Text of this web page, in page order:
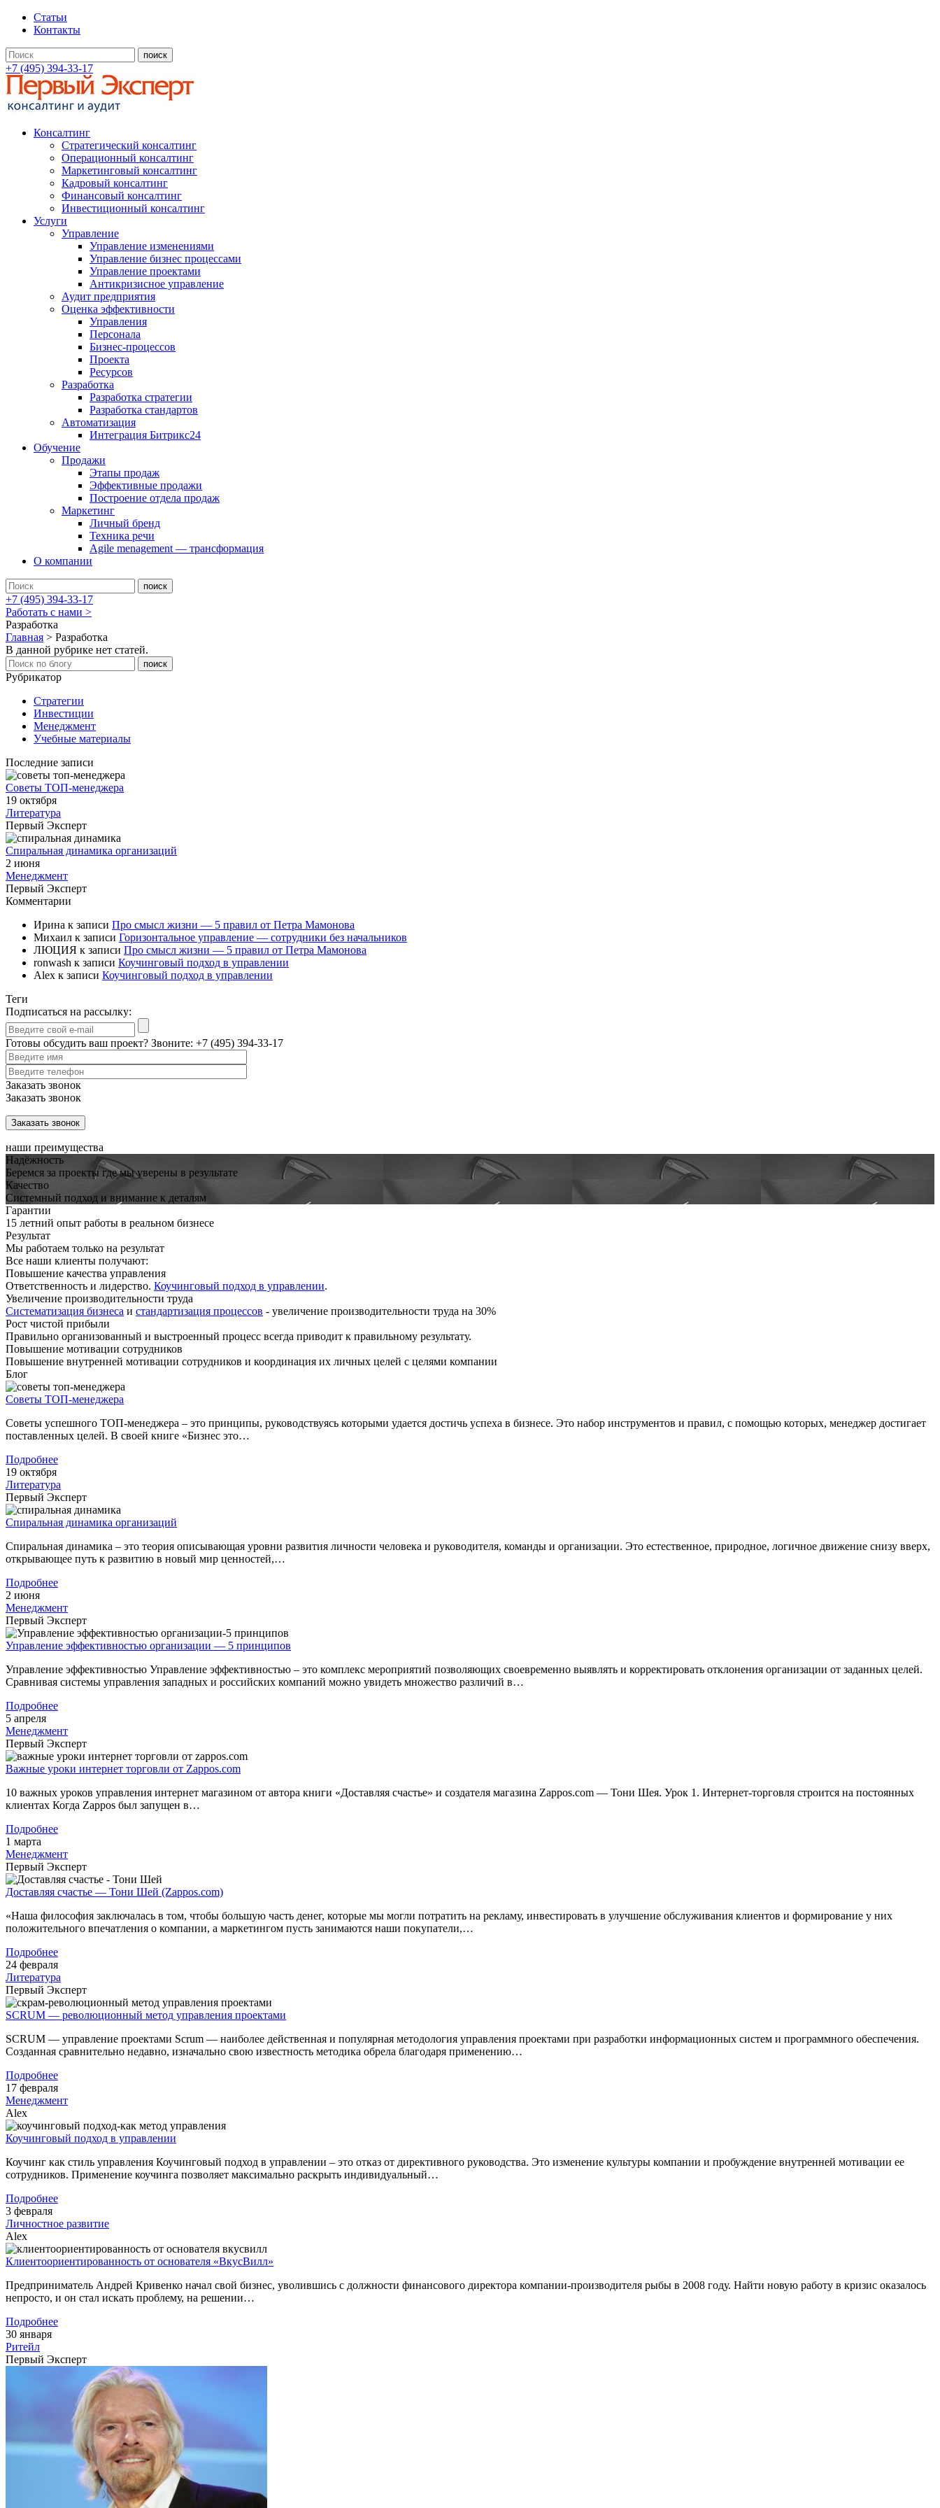
Статьи
Контакты
+7 (495) 394-33-17
Консалтинг
Стратегический консалтинг
Операционный консалтинг
Маркетинговый консалтинг
Кадровый консалтинг
Финансовый консалтинг
Инвестиционный консалтинг
Услуги
Управление
Управление изменениями
Управление бизнес процессами
Управление проектами
Антикризисное управление
Аудит предприятия
Оценка эффективности
Управления
Персонала
Бизнес-процессов
Проекта
Ресурсов
Разработка
Разработка стратегии
Разработка стандартов
Автоматизация
Интеграция Битрикс24
Обучение
Продажи
Этапы продаж
Эффективные продажи
Построение отдела продаж
Маркетинг
Личный бренд
Техника речи
Agile menagement — трансформация
О компании
+7 (495) 394-33-17
Работать с нами >
Разработка
Главная > Разработка
В данной рубрике нет статей.
Рубрикатор
Стратегии
Инвестиции
Менеджмент
Учебные материалы
Последние записи
Советы ТОП-менеджера
19 октября
Литература
Первый Эксперт
Спиральная динамика организаций
2 июня
Менеджмент
Первый Эксперт
Комментарии
Ирина к записи Про смысл жизни — 5 правил от Петра Мамонова
Михаил к записи Горизонтальное управление — сотрудники без начальников
ЛЮЦИЯ к записи Про смысл жизни — 5 правил от Петра Мамонова
ronwash к записи Коучинговый подход в управлении
Alex к записи Коучинговый подход в управлении
Теги
Подписаться на рассылку:
Готовы обсудить ваш проект? Звоните: +7 (495) 394-33-17
Заказать звонок
Заказать звонок
наши преимущества
Надёжность
Беремся за проекты где мы уверены в результате
Качество
Системный подход и внимание к деталям
Гарантии
15 летний опыт работы в реальном бизнесе
Результат
Мы работаем только на результат
Все наши клиенты получают:
Повышение качества управления
Ответственность и лидерство. Коучинговый подход в управлении.
Увеличение производительности труда
Систематизация бизнеса и стандартизация процессов - увеличение производительности труда на 30%
Рост чистой прибыли
Правильно организованный и выстроенный процесс всегда приводит к правильному результату.
Повышение мотивации сотрудников
Повышение внутренней мотивации сотрудников и координация их личных целей с целями компании
Блог
Советы ТОП-менеджера
Советы успешного ТОП-менеджера – это принципы, руководствуясь которыми удается достичь успеха в бизнесе. Это набор инструментов и правил, с помощью которых, менеджер достигает
поставленных целей. В своей книге «Бизнес это…
Подробнее
19 октября
Литература
Первый Эксперт
Спиральная динамика организаций
Спиральная динамика – это теория описывающая уровни развития личности человека и руководителя, команды и организации. Это естественное, природное, логичное движение снизу вверх,
открывающее путь к развитию в новый мир ценностей,…
Подробнее
2 июня
Менеджмент
Первый Эксперт
Управление эффективностью организации — 5 принципов
Управление эффективностью Управление эффективностью – это комплекс мероприятий позволяющих своевременно выявлять и корректировать отклонения организации от заданных целей.
Сравнивая системы управления западных и российских компаний можно увидеть множество различий в…
Подробнее
5 апреля
Менеджмент
Первый Эксперт
Важные уроки интернет торговли от Zappos.com
10 важных уроков управления интернет магазином от автора книги «Доставляя счастье» и создателя магазина Zappos.com — Тони Шея. Урок 1. Интернет-торговля строится на постоянных
клиентах Когда Zappos был запущен в…
Подробнее
1 марта
Менеджмент
Первый Эксперт
Доставляя счастье — Тони Шей (Zappos.com)
«Наша философия заключалась в том, чтобы большую часть денег, которые мы могли потратить на рекламу, инвестировать в улучшение обслуживания клиентов и формирование у них
положительного впечатления о компании, а маркетингом пусть занимаются наши покупатели,…
Подробнее
24 февраля
Литература
Первый Эксперт
SCRUM — революционный метод управления проектами
SCRUM — управление проектами Scrum — наиболее действенная и популярная методология управления проектами при разработки информационных систем и программного обеспечения.
Созданная сравнительно недавно, изначально свою известность методика обрела благодаря применению…
Подробнее
17 февраля
Менеджмент
Alex
Коучинговый подход в управлении
Коучинг как стиль управления Коучинговый подход в управлении – это отказ от директивного руководства. Это изменение культуры компании и пробуждение внутренней мотивации ее
сотрудников. Применение коучинга позволяет максимально раскрыть индивидуальный…
Подробнее
3 февраля
Личностное развитие
Alex
Клиентоориентированность от основателя «ВкусВилл»
Предприниматель Андрей Кривенко начал свой бизнес, уволившись с должности финансового директора компании-производителя рыбы в 2008 году. Найти новую работу в кризис оказалось
непросто, и он стал искать проблему, на решении…
Подробнее
30 января
Ритейл
Первый Эксперт